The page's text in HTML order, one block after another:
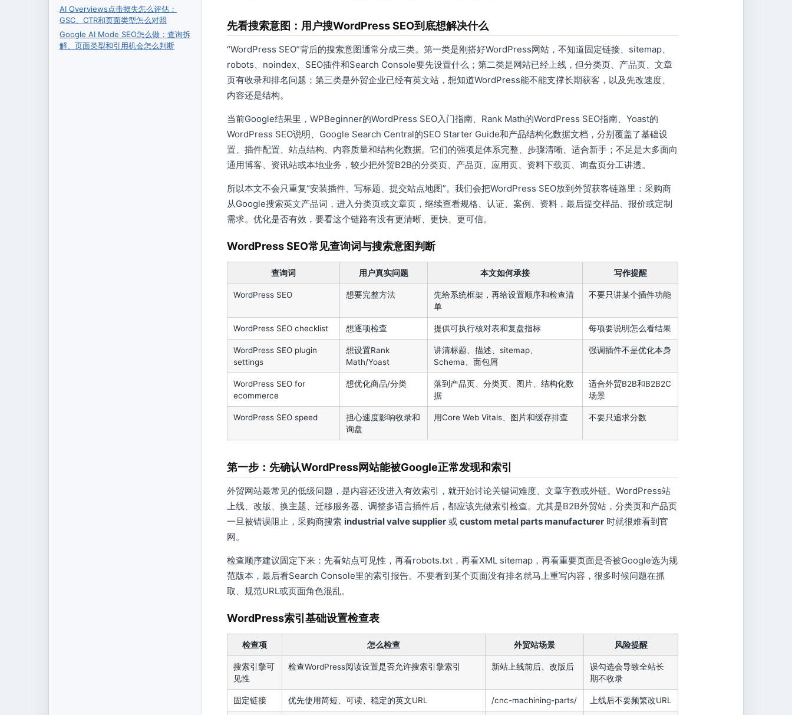
AI Overviews点击损失怎么评估：
GSC、CTR和页面类型怎么对照
Google AI Mode SEO怎么做：查询拆
解、页面类型和引用机会怎么判断
先看搜索意图：用户搜WordPress SEO到底想解决什么
“WordPress SEO”背后的搜索意图通常分成三类。第一类是刚搭好WordPress网站，不知道固定链接、sitemap、
robots、noindex、SEO插件和Search Console要先设置什么；第二类是网站已经上线，但分类页、产品页、文章
页有收录和排名问题；第三类是外贸企业已经有英文站，想知道WordPress能不能支撑长期获客，以及先改速度、
内容还是结构。
当前Google结果里，WPBeginner的WordPress SEO入门指南、Rank Math的WordPress SEO指南、Yoast的
WordPress SEO说明、Google Search Central的SEO Starter Guide和产品结构化数据文档，分别覆盖了基础设
置、插件配置、站点结构、内容质量和结构化数据。它们的强项是体系完整、步骤清晰、适合新手；不足是大多面向
通用博客、资讯站或本地业务，较少把外贸B2B的分类页、产品页、应用页、资料下载页、询盘页分工讲透。
所以本文不会只重复“安装插件、写标题、提交站点地图”。我们会把WordPress SEO放到外贸获客链路里：采购商
从Google搜索英文产品词，进入分类页或文章页，继续查看规格、认证、案例、资料，最后提交样品、报价或定制
需求。优化是否有效，要看这个链路有没有更清晰、更快、更可信。
WordPress SEO常见查询词与搜索意图判断
查询词 用户真实问题 本文如何承接 写作提醒
WordPress SEO 想要完整方法
先给系统框架，再给设置顺序和检查清
单
不要只讲某个插件功能
WordPress SEO checklist 想逐项检查 提供可执行核对表和复盘指标 每项要说明怎么看结果
WordPress SEO plugin
settings
想设置Rank
Math/Yoast
讲清标题、描述、sitemap、
Schema、面包屑
强调插件不是优化本身
WordPress SEO for
ecommerce
想优化商品/分类
落到产品页、分类页、图片、结构化数
据
适合外贸B2B和B2B2C
场景
WordPress SEO speed
担心速度影响收录和
询盘
用Core Web Vitals、图片和缓存排查 不要只追求分数
第一步：先确认WordPress网站能被Google正常发现和索引
外贸网站最常见的低级问题，是内容还没进入有效索引，就开始讨论关键词难度、文章字数或外链。WordPress站
上线、改版、换主题、迁移服务器、调整多语言插件后，都应该先做索引检查。尤其是B2B外贸站，分类页和产品页
一旦被错误阻止，采购商搜索 industrial valve supplier 或 custom metal parts manufacturer 时就很难看到官
网。
检查顺序建议固定下来：先看站点可见性，再看robots.txt，再看XML sitemap，再看重要页面是否被Google选为规
范版本，最后看Search Console里的索引报告。不要看到某个页面没有排名就马上重写内容，很多时候问题在抓
取、规范URL或页面角色混乱。
WordPress索引基础设置检查表
检查项 怎么检查 外贸站场景 风险提醒
搜索引擎可
见性
检查WordPress阅读设置是否允许搜索引擎索引 新站上线前后、改版后
误勾选会导致全站长
期不收录
固定链接 优先使用简短、可读、稳定的英文URL /cnc-machining-parts/ 上线后不要频繁改URL